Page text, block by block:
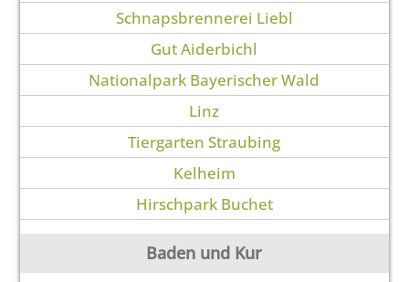
Schnapsbrennerei Liebl
Gut Aiderbichl
Nationalpark Bayerischer Wald
Linz
Tiergarten Straubing
Kelheim
Hirschpark Buchet
Baden und Kur